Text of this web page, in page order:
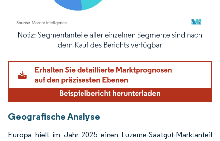
Bild © Mordor Intelligence. Wiederverwendung erfordert Namensnennung
Geografische Analyse
Europa hielt im Jahr 2025 einen Luzerne-Saatgut-Marktanteil